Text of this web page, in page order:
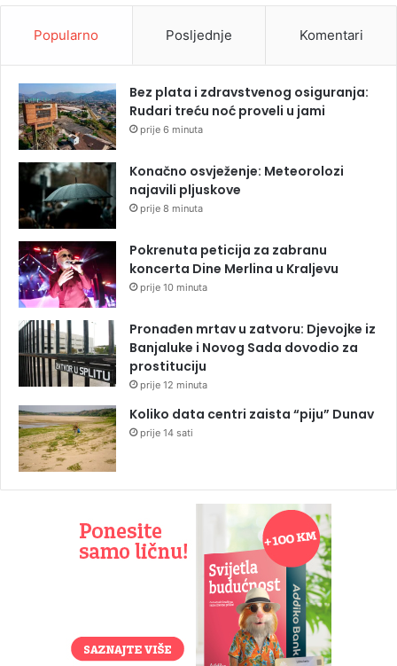
Popularno Posljednje Komentari
Bez plata i zdravstvenog osiguranja:
Rudari treću noć proveli u jami
prije 6 minuta
Konačno osvježenje: Meteorolozi
najavili pljuskove
prije 8 minuta
Pokrenuta peticija za zabranu
koncerta Dine Merlina u Kraljevu
prije 10 minuta
Pronađen mrtav u zatvoru: Djevojke iz
Banjaluke i Novog Sada dovodio za
prostituciju
prije 12 minuta
Koliko data centri zaista “piju” Dunav
prije 14 sati